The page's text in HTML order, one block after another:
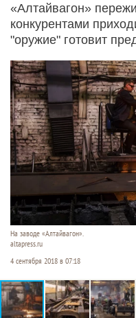
«Алтайвагон»
конкурентами
"оружие" готовит
На заводе «Алтайвагон».
altapress.ru
4 сентября 2018 в 07:18